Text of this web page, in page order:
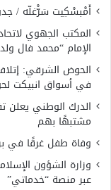
أَمْبسْكِيت سَرّْغلّه /
المكتب الجهوي
الإمام “محمد فال
الحوض الشرقي:
في أسواق انبيكت
مشتبهًا بهم
وفاة طفل غرقًا في
وزارة الشؤون
عبر منصة “خدماتي”